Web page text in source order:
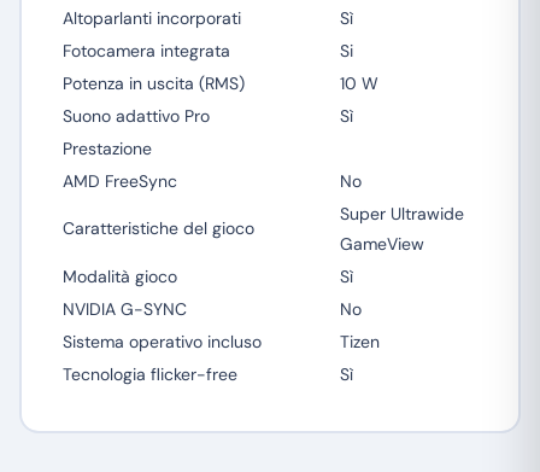
Altoparlanti incorporati
Sì
Fotocamera integrata
Si
Potenza in uscita (RMS)
10 W
Suono adattivo Pro
Sì
Prestazione
AMD FreeSync
No
Caratteristiche del gioco
Super Ultrawide
GameView
Modalità gioco
Sì
NVIDIA G-SYNC
No
Sistema operativo incluso
Tizen
Tecnologia flicker-free
Sì